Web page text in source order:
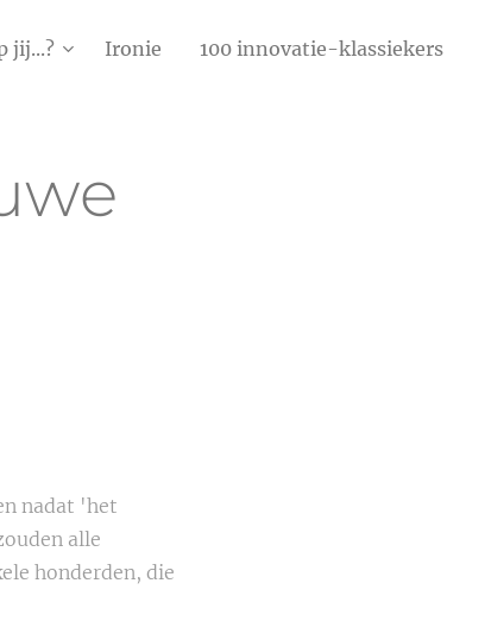
jij...? Ironie 100 innovatie-klassiekers
nadat 'het
alle
honderden, die